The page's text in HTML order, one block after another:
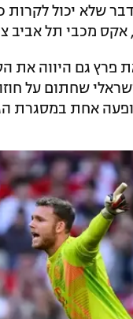
יכול לקרות
מכבי תל אביב
פרץ גם היווה את
אחת במסגרת